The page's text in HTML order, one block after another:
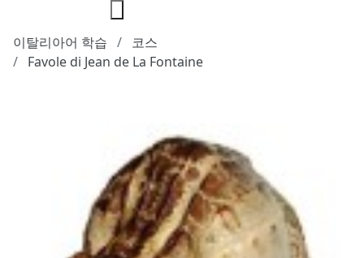
이탈리아어 학습
코스
Favole di Jean de La Fontaine